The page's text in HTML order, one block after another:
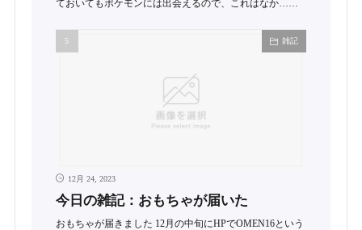
ておいてもポケモンには出会えるので、これはなか……
雑記
12月 24, 2023
今日の雑記：おもちゃが届いた
おもちゃが届きました 12月の中旬にHPでOMEN16という